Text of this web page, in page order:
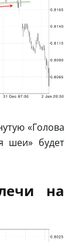
«Голова
шеи» будет
на